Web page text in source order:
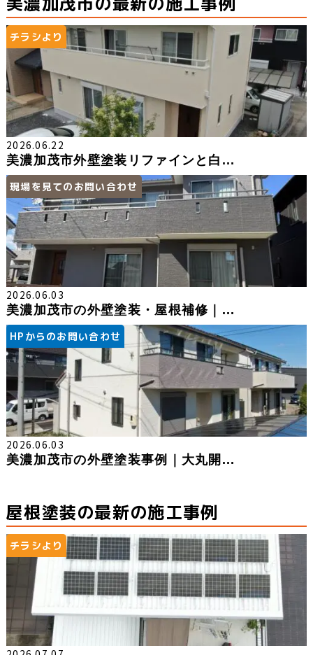
チラシより
2026.06.22
美濃加茂市外壁塗装リファインと白...
現場を見てのお問い合わせ
2026.06.03
美濃加茂市の外壁塗装・屋根補修｜...
HPからのお問い合わせ
2026.06.03
美濃加茂市の外壁塗装事例｜大丸開...
屋根塗装の最新の施工事例
チラシより